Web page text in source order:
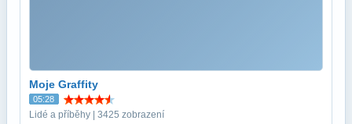
Moje Graffity
05:28
Lidé a příběhy | 3425 zobrazení